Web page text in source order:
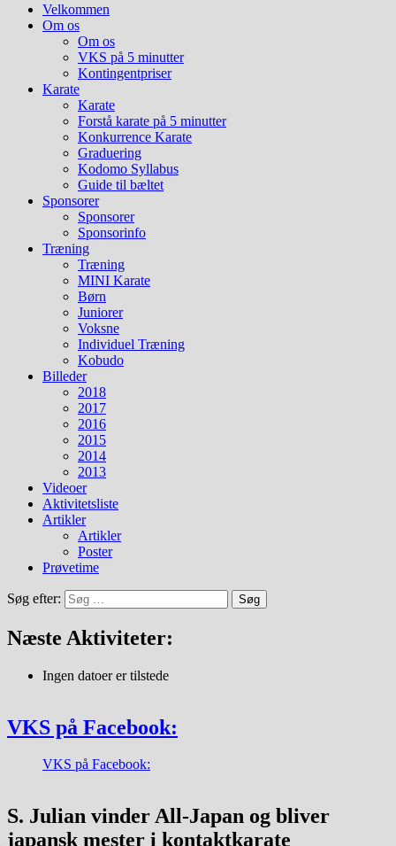
Velkommen
Om os
Om os
VKS på 5 minutter
Kontingentpriser
Karate
Karate
Forstå karate på 5 minutter
Konkurrence Karate
Graduering
Kodomo Syllabus
Guide til bæltet
Sponsorer
Sponsorer
Sponsorinfo
Træning
Træning
MINI Karate
Børn
Juniorer
Voksne
Individuel Træning
Kobudo
Billeder
2018
2017
2016
2015
2014
2013
Videoer
Aktivitetsliste
Artikler
Artikler
Poster
Prøvetime
Søg efter:
Næste Aktiviteter:
Ingen datoer er tilstede
VKS på Facebook:
VKS på Facebook:
S. Julian vinder All-Japan og bliver
japansk mester i kontaktkarate